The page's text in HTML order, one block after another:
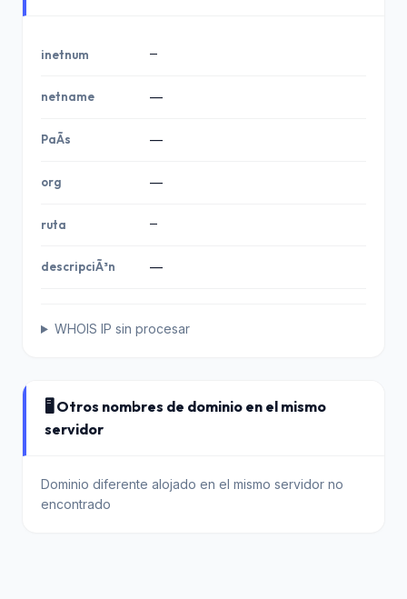
inetnum —
netname —
PaÃ­s —
org —
ruta —
descripciÃ³n —
WHOIS IP sin procesar
🖥️ Otros nombres de dominio en el mismo
servidor
Dominio diferente alojado en el mismo servidor no
encontrado